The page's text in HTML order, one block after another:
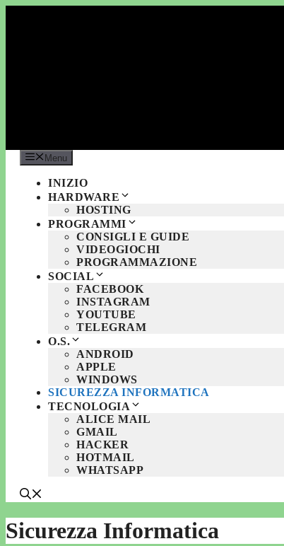
Menu
INIZIO
HARDWARE
HOSTING
PROGRAMMI
CONSIGLI E GUIDE
VIDEOGIOCHI
PROGRAMMAZIONE
SOCIAL
FACEBOOK
INSTAGRAM
YOUTUBE
TELEGRAM
O.S.
ANDROID
APPLE
WINDOWS
SICUREZZA INFORMATICA
TECNOLOGIA
ALICE MAIL
GMAIL
HACKER
HOTMAIL
WHATSAPP
Sicurezza Informatica